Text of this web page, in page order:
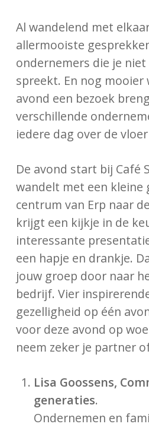
Al wandelend met
allermooiste
ondernemers die je
spreekt. En nog mooier
avond een bezoek
verschillende
iedere dag over de
De avond start bij Café
wandelt met een kleine
centrum van Erp naar
krijgt een kijkje in de
interessante
een hapje en drankje.
jouw groep door naar
bedrijf. Vier
gezelligheid op één
voor deze avond op
neem zeker je partner
Lisa Goossens,
generaties.
Ondernemen en